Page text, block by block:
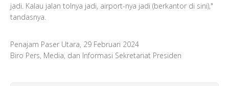
jadi. Kalau jalan tolnya jadi, airport-nya jadi (berkantor di sini),"
tandasnya.
Penajam Paser Utara, 29 Februari 2024
Biro Pers, Media, dan Informasi Sekretariat Presiden